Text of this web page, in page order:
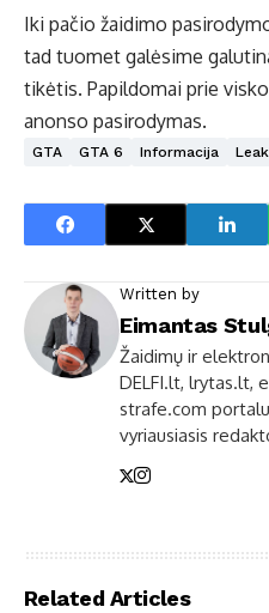
Iki pačio žaidimo
tad tuomet galėsime
tikėtis. Papildomai prie
anonso pasirodymas.
GTA GTA 6 Informacija
Written by
Eimantas
Žaidimų ir
DELFI.lt, lrytas.lt,
strafe.com
vyriausiasis
Related Articles